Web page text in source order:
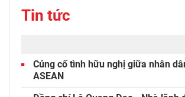
Tin tức
Củng cố tình hữu nghị giữa nhân
ASEAN